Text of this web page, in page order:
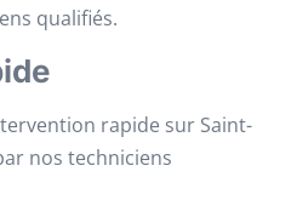
qualifiés.
rapide sur Saint-
nos techniciens